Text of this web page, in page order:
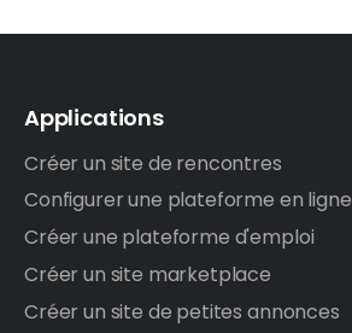
Applications
Créer un site de rencontres
Configurer une plateforme en ligne
Créer une plateforme d'emploi
Créer un site marketplace
Créer un site de petites annonces